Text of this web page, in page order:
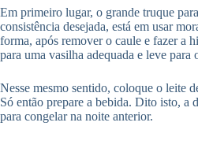
Em primeiro lugar, o grande truque
consistência desejada, está em usar
forma, após remover o caule e fazer a
para uma vasilha adequada e leve para
Nesse mesmo sentido, coloque o leite
Só então prepare a bebida. Dito isto, a
para congelar na noite anterior.